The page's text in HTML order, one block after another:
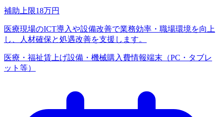
補助上限18万円
医療現場のICT導入や設備改善で業務効率・職場環境を向上
し、人材確保と処遇改善を支援します。
医療・福祉賃上げ設備・機械購入費情報端末（PC・タブレ
ット等）